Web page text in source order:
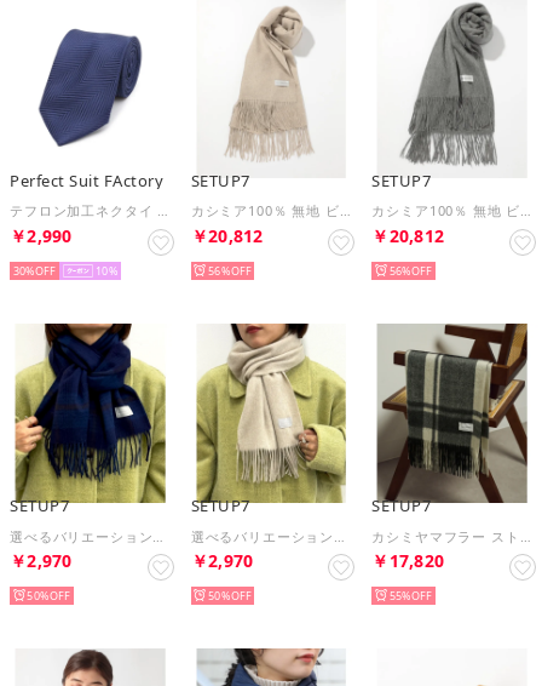
Perfect Suit FActory
テフロン加工ネクタイ ストライプ （ネイビー）
￥2,990
30% 10
SETUP7
カシミア100％ 無地 ビッグストール マフラー CLIR （ライトベージュ）
￥20,812
56%
SETUP7
カシミア100％ 無地 ビッグストール マフラー CLIR （ライトグレー）
￥20,812
56%
SETUP7
￥2,970
50%
SETUP7
￥2,970
50%
SETUP7
￥17,820
55%